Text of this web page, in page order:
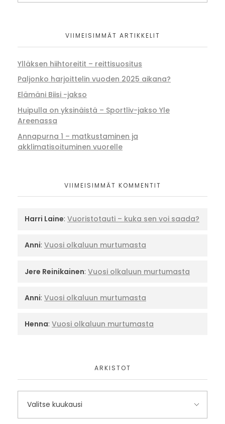
VIIMEISIMMÄT ARTIKKELIT
Ylläksen hiihtoreitit – reittisuositus
Paljonko harjoittelin vuoden 2025 aikana?
Elämäni Biisi -jakso
Huipulla on yksinäistä – Sportliv-jakso Yle
Areenassa
Annapurna 1 – matkustaminen ja
akklimatisoituminen vuorelle
VIIMEISIMMÄT KOMMENTIT
Harri Laine: Vuoristotauti – kuka sen voi saada?
Anni: Vuosi olkaluun murtumasta
Jere Reinikainen: Vuosi olkaluun murtumasta
Anni: Vuosi olkaluun murtumasta
Henna: Vuosi olkaluun murtumasta
ARKISTOT